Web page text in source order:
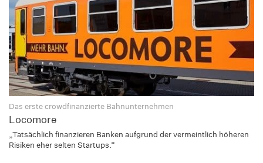
Das erste crowdfinanzierte Bahnunternehmen
Locomore
„Tatsächlich finanzieren Banken aufgrund der vermeintlich höheren
Risiken eher selten Startups.“